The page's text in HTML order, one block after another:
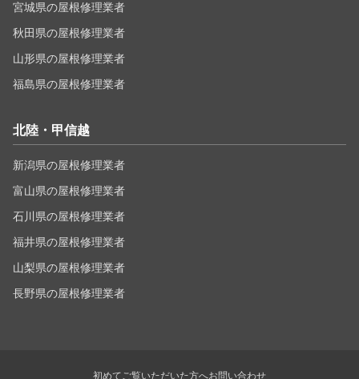
宮城県の屋根修理業者
秋田県の屋根修理業者
山形県の屋根修理業者
福島県の屋根修理業者
北陸・甲信越
新潟県の屋根修理業者
富山県の屋根修理業者
石川県の屋根修理業者
福井県の屋根修理業者
山梨県の屋根修理業者
長野県の屋根修理業者
初めてご覧いただいた方へお問い合わせ